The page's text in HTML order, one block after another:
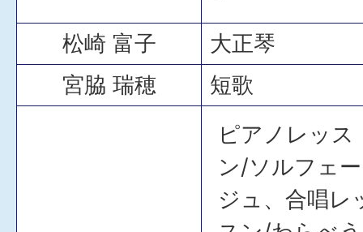
松崎 富子
大正琴
宮脇 瑞穂
短歌
ピアノレッス
ン/ソルフェー
ジュ、合唱レ